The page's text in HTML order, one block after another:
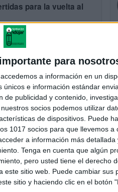
para
a información en un
e información estándar
publicidad y contenido,
socios podemos utilizar
de dispositivos. Puede
1017 socios para que llevemos a
a información más detallada
Tenga en cuenta que algún
pero usted tiene el derecho
sitio web. Puede cambiar sus
sitio y haciendo clic en el botón
para la vuelta al
día, y sucesivos… es por
yo os traemos este
sencilla para estos […]
dinámicas para la
habilidades y actitudes
presenciales,
migratorios y
las clases de […]